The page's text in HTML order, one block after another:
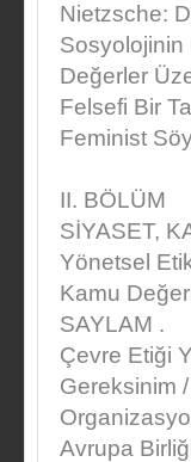
Nietzsche:
Değerler
Felsefi Bir
Feminist
II. BÖLÜM
SİYASET,
Yönetsel
Kamu
SAYLAM .
Çevre Etiği
Gereksinim
Avrupa